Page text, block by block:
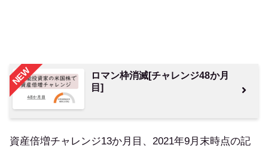
ロマン枠消滅[チャレンジ48か月
目]
NEW
資産倍増チャレンジ13か月目、2021年9月末時点の記